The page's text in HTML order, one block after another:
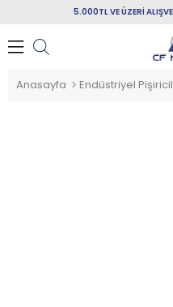
5.000TL VE ÜZERİ
Anasayfa Endüstriyel